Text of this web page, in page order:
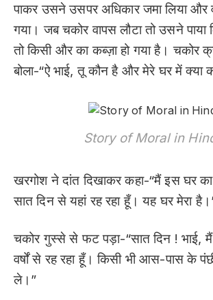
पाकर उसने उसपर अधिकार जमा लिया और
गया। जब चकोर वापस लौटा तो उसने
तो किसी और का कब्ज़ा हो गया है। चकोर
बोला-“ऐ भाई, तू कौन है और मेरे घर में क्या
Story of Moral in
खरगोश ने दांत दिखाकर कहा-“मैं इस घर
सात दिन से यहां रह रहा हूँ। यह घर मेरा
चकोर गुस्से से फट पड़ा-“सात दिन ! भाई,
वर्षों से रह रहा हूँ। किसी भी आस-पास के
ले।”